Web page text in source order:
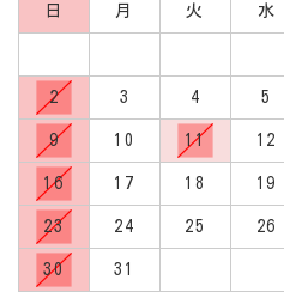
日 月 火 水
2 3 4 5
9 10 11 12
16 17 18 19
23 24 25 26
30 31